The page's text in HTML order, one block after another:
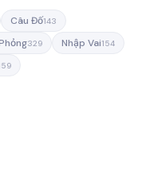
Câu Đố143
329 Nhập Vai154